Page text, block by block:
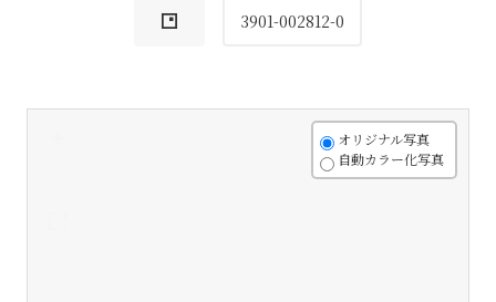
3901-002812-0
オリジナル写真
自動カラー化写真